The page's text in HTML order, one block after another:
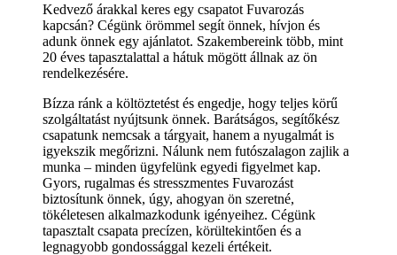
Kedvező árakkal keres egy csapatot Fuvarozás
kapcsán? Cégünk örömmel segít önnek, hívjon és
adunk önnek egy ajánlatot. Szakembereink több, mint
20 éves tapasztalattal a hátuk mögött állnak az ön
rendelkezésére.
Bízza ránk a költöztetést és engedje, hogy teljes körű
szolgáltatást nyújtsunk önnek. Barátságos, segítőkész
csapatunk nemcsak a tárgyait, hanem a nyugalmát is
igyekszik megőrizni. Nálunk nem futószalagon zajlik a
munka – minden ügyfelünk egyedi figyelmet kap.
Gyors, rugalmas és stresszmentes Fuvarozást
biztosítunk önnek, úgy, ahogyan ön szeretné,
tökéletesen alkalmazkodunk igényeihez. Cégünk
tapasztalt csapata precízen, körültekintően és a
legnagyobb gondossággal kezeli értékeit.